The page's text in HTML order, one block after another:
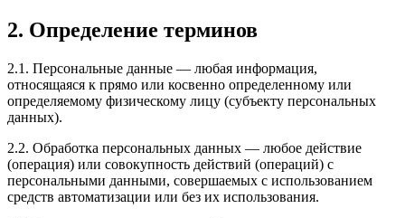
2. Определение терминов
2.1. Персональные данные — любая информация,
относящаяся к прямо или косвенно определенному или
определяемому физическому лицу (субъекту персональных
данных).
2.2. Обработка персональных данных — любое действие
(операция) или совокупность действий (операций) с
персональными данными, совершаемых с использованием
средств автоматизации или без их использования.